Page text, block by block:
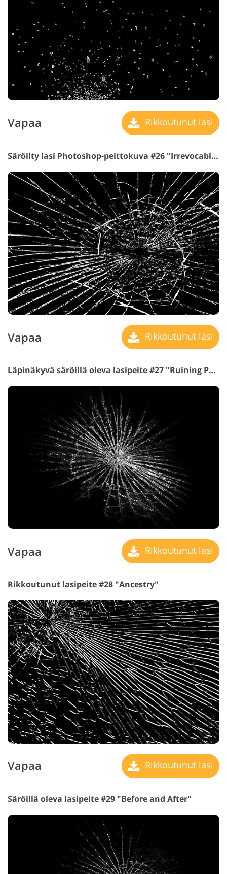
Vapaa Rikkoutunut lasi
Säröilty lasi Photoshop-peittokuva #26 "Irrevocable Loss"
Vapaa Rikkoutunut lasi
Läpinäkyvä säröillä oleva lasipeite #27 "Ruining Power"
Vapaa Rikkoutunut lasi
Rikkoutunut lasipeite #28 "Ancestry"
Vapaa Rikkoutunut lasi
Säröillä oleva lasipeite #29 "Before and After"